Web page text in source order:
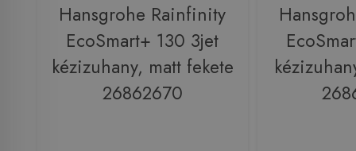
Hansgrohe Rainfinity
EcoSmart+ 130 3jet
kézizuhany, matt fekete
26862670